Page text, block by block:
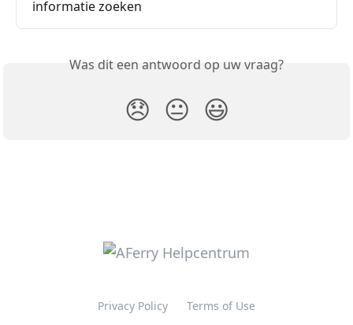
informatie zoeken
Was dit een antwoord op uw vraag?
😞 😐 😃
Privacy Policy Terms of Use